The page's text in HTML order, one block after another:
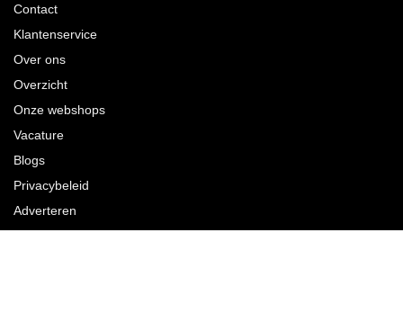
Contact
Klantenservice
Over ons
Overzicht
Onze webshops
Vacature
Blogs
Privacybeleid
Adverteren